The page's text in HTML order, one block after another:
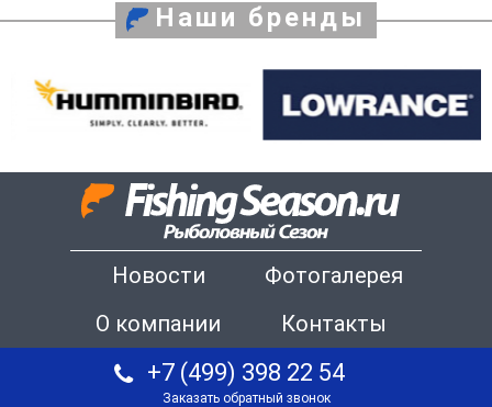
Наши бренды
Новости
Фотогалерея
О компании
Контакты
+7 (499) 398 22 54
Заказать обратный звонок